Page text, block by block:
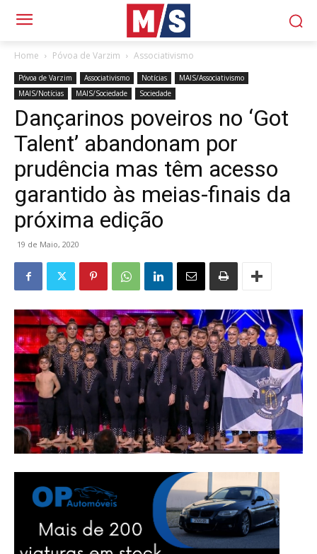
Home Póvoa de Varzim Associativismo
Póvoa de Varzim Associativismo Notícias
MAIS/Associativismo
MAIS/Notícias
MAIS/Sociedade Sociedade
Dançarinos poveiros no ‘Got
Talent’ abandonam por
prudência mas têm acesso
garantido às meias-finais da
próxima edição
19 de Maio, 2020